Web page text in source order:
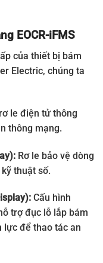
EOCR-iFMS
của thiết bị bám
Electric, chúng ta
le điện tử thông
thông mạng.
Rơ le bảo vệ dòng
thuật số.
Cấu hình
trợ đục lỗ lắp bám
lực để thao tác an